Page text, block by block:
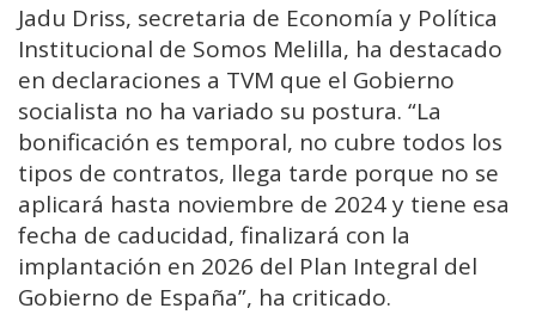
Jadu Driss, secretaria de Economía y Política
Institucional de Somos Melilla, ha destacado
en declaraciones a TVM que el Gobierno
socialista no ha variado su postura. “La
bonificación es temporal, no cubre todos los
tipos de contratos, llega tarde porque no se
aplicará hasta noviembre de 2024 y tiene esa
fecha de caducidad, finalizará con la
implantación en 2026 del Plan Integral del
Gobierno de España”, ha criticado.